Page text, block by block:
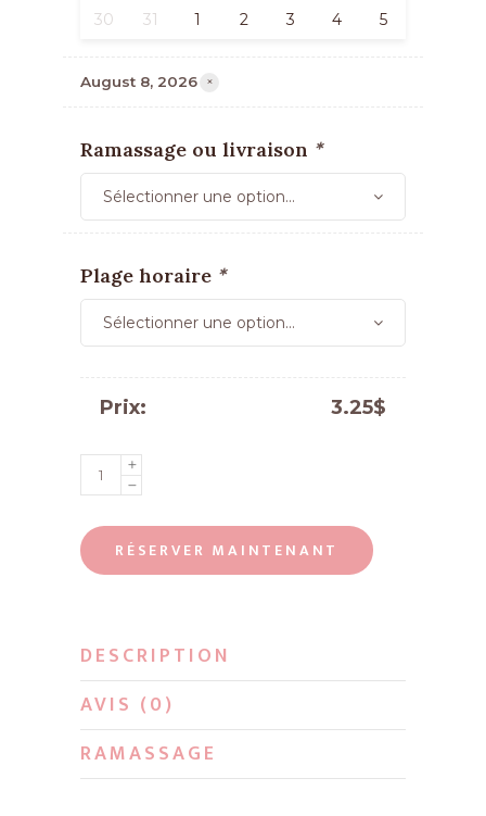
30 31 1 2 3 4 5
August 8, 2026 ×
Ramassage ou livraison *
Sélectionner une option...
Plage horaire *
Sélectionner une option...
Prix: 3.25$
Feux
de
bengale
quantityRÉSERVER MAINTENANT
DESCRIPTION
AVIS (0)
RAMASSAGE